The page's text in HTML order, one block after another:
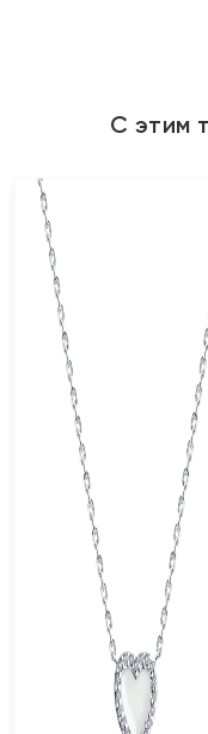
С этим